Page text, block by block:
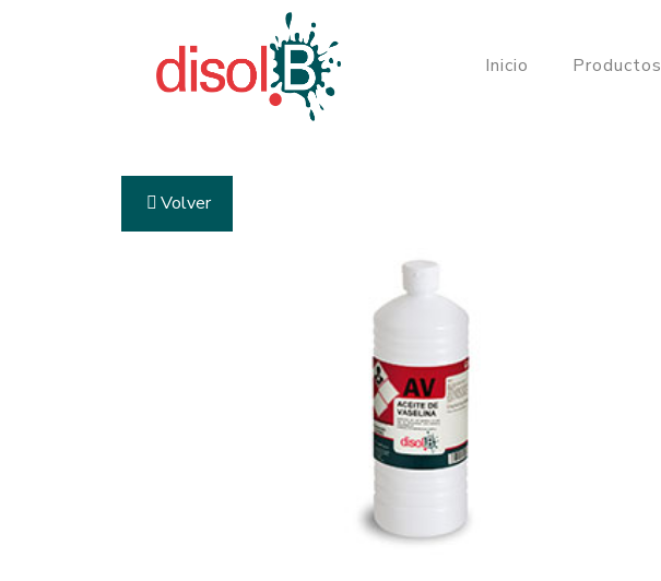
Inicio Productos
Volver